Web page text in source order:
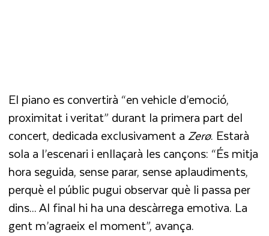
El piano es convertirà “en vehicle d’emoció,
proximitat i veritat” durant la primera part del
concert, dedicada exclusivament aZerø. Estarà
sola a l’escenari i enllaçarà les cançons: “És mitja
hora seguida, sense parar, sense aplaudiments,
perquè el públic pugui observar què li passa per
dins... Al final hi ha una descàrrega emotiva. La
gent m’agraeix el moment”, avança.